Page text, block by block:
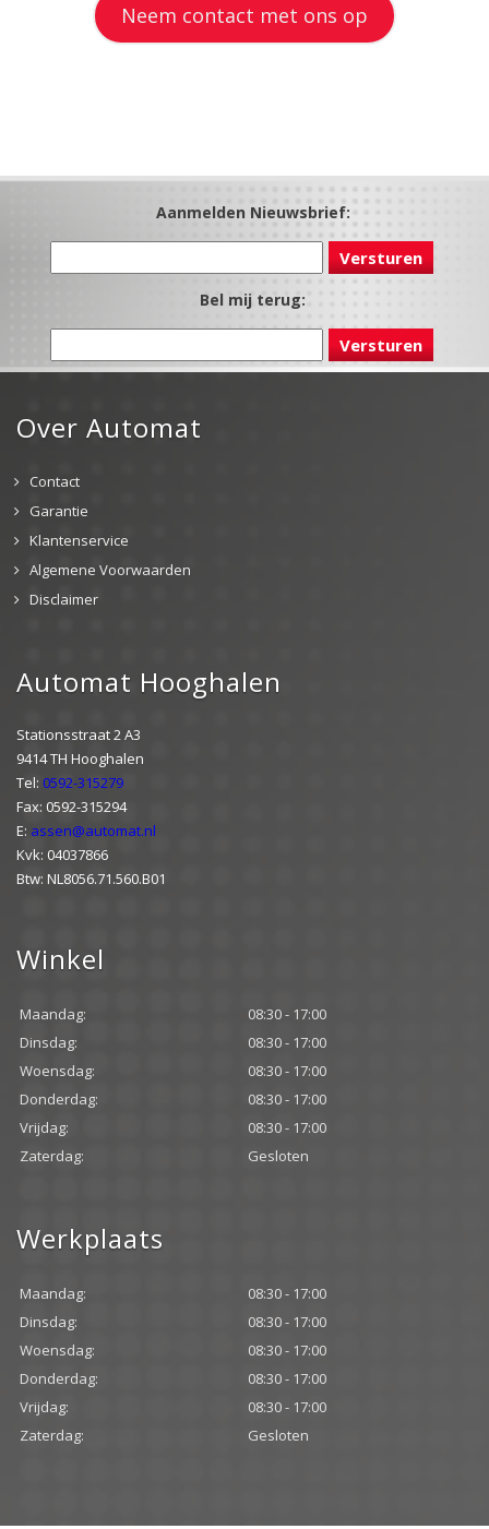
Neem contact met ons op
Aanmelden Nieuwsbrief:
Bel mij terug:
Over Automat
Contact
Garantie
Klantenservice
Algemene Voorwaarden
Disclaimer
Automat Hooghalen
Stationsstraat 2 A3
9414 TH Hooghalen
Tel: 0592-315279
Fax: 0592-315294
E: assen@automat.nl
Kvk: 04037866
Btw: NL8056.71.560.B01
Winkel
Maandag:
08:30 - 17:00
Dinsdag:
08:30 - 17:00
Woensdag:
08:30 - 17:00
Donderdag:
08:30 - 17:00
Vrijdag:
08:30 - 17:00
Zaterdag:
Gesloten
Werkplaats
Maandag:
08:30 - 17:00
Dinsdag:
08:30 - 17:00
Woensdag:
08:30 - 17:00
Donderdag:
08:30 - 17:00
Vrijdag:
08:30 - 17:00
Zaterdag:
Gesloten